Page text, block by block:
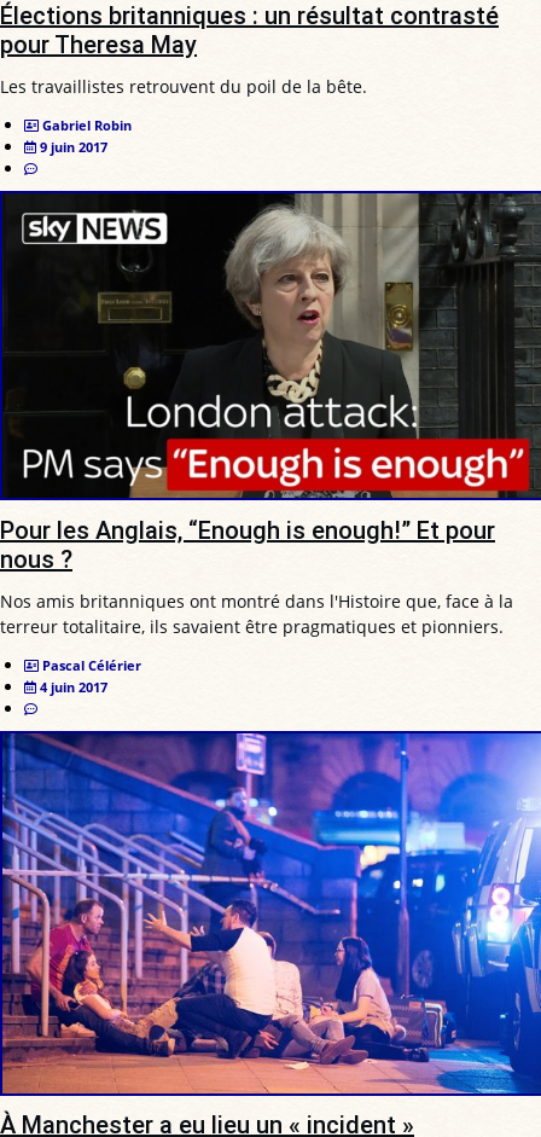
Élections britanniques : un résultat contrasté
pour Theresa May
Les travaillistes retrouvent du poil de la bête.
Gabriel Robin
9 juin 2017
Pour les Anglais, “Enough is enough!” Et pour
nous ?
Nos amis britanniques ont montré dans l'Histoire que, face à la
terreur totalitaire, ils savaient être pragmatiques et pionniers.
Pascal Célérier
4 juin 2017
À Manchester a eu lieu un « incident »